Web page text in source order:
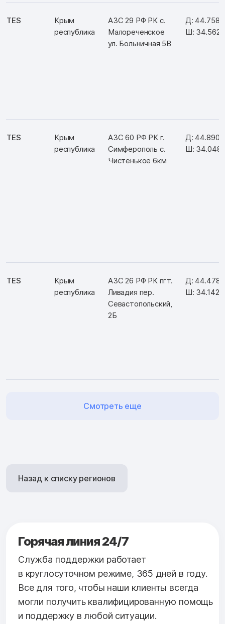
TES
Крым
республика
АЗС 29 РФ РК с.
Малореченское
ул. Больничная 5В
Д:
Ш:
TES
Крым
республика
АЗС 60 РФ РК г.
Симферополь с.
Чистенькое 6км
Д:
Ш:
TES
Крым
республика
АЗС 26 РФ РК пгт.
Ливадия пер.
Севастопольский,
2Б
Д:
Ш:
Смотреть еще
Назад к списку регионов
Горячая линия 24/7
Служба поддержки работает
в круглосуточном режиме, 365 дней в году.
Все для того, чтобы наши клиенты всегда
могли получить квалифицированную помощь
и поддержку в любой ситуации.